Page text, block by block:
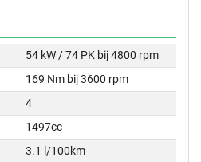
54 kW / 74 PK bij 4800 rpm
169 Nm bij 3600 rpm
4
1497cc
3.1 l/100km